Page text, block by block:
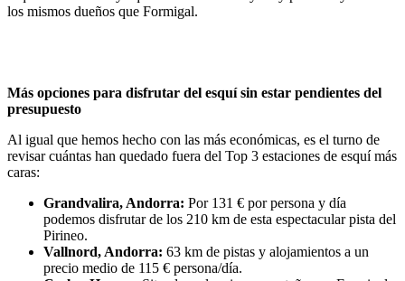
los mismos dueños que Formigal.
Más opciones para disfrutar del esquí sin estar pendientes del
presupuesto
Al igual que hemos hecho con las más económicas, es el turno de
revisar cuántas han quedado fuera del Top 3 estaciones de esquí más
caras:
Grandvalira, Andorra: Por 131 € por persona y día
podemos disfrutar de los 210 km de esta espectacular pista del
Pirineo.
Vallnord, Andorra: 63 km de pistas y alojamientos a un
precio medio de 115 € persona/día.